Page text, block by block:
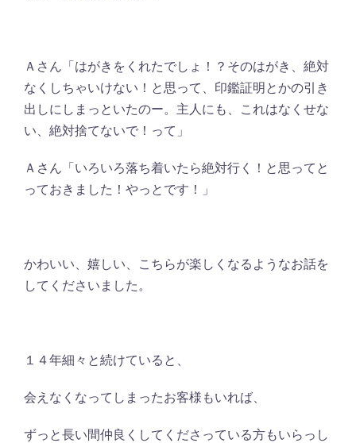
Ａさん「はがきをくれたでしょ！？そのはがき、絶対
なくしちゃいけない！と思って、印鑑証明とかの引き
出しにしまっといたのー。主人にも、これはなくせな
い、絶対捨てないで！って」
Ａさん「いろいろ落ち着いたら絶対行く！と思ってと
っておきました！やっとです！」
かわいい、嬉しい、こちらが楽しくなるようなお話を
してくださいました。
１４年細々と続けていると、
会えなくなってしまったお客様もいれば、
ずっと長い間仲良くしてくださっている方もいらっし